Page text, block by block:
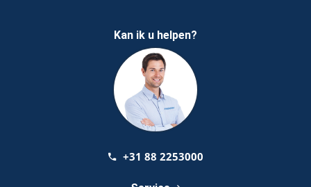
Kan ik u helpen?
+31 88 2253000